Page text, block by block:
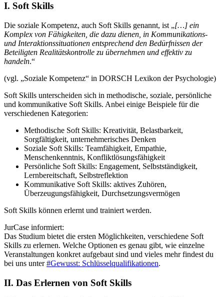
I. Soft Skills
Die soziale Kompetenz, auch Soft Skills genannt, ist „[…] ein
Komplex von Fähigkeiten, die dazu dienen, in Kommunikations-
und Interaktionssituationen entsprechend den Bedürfnissen der
Beteiligten Realitätskontrolle zu übernehmen und effektiv zu
handeln.“
(vgl. „Soziale Kompetenz“ in DORSCH Lexikon der Psychologie)
Soft Skills unterscheiden sich in methodische, soziale, persönliche
und kommunikative Soft Skills. Anbei einige Beispiele für die
verschiedenen Kategorien:
Methodische Soft Skills: Kreativität, Belastbarkeit,
Sorgfältigkeit, unternehmerisches Denken
Soziale Soft Skills: Teamfähigkeit, Empathie,
Menschenkenntnis, Konfliktlösungsfähigkeit
Persönliche Soft Skills: Engagement, Selbstständigkeit,
Lernbereitschaft, Selbstreflektion
Kommunikative Soft Skills: aktives Zuhören,
Überzeugungsfähigkeit, Durchsetzungsvermögen
Soft Skills können erlernt und trainiert werden.
JurCase informiert:
Das Studium bietet die ersten Möglichkeiten, verschiedene Soft
Skills zu erlernen. Welche Optionen es genau gibt, wie einzelne
Veranstaltungen konkret aufgebaut sind und vieles mehr findest du
bei uns unter#Gewusst: Schlüsselqualifikationen.
II. Das Erlernen von Soft Skills